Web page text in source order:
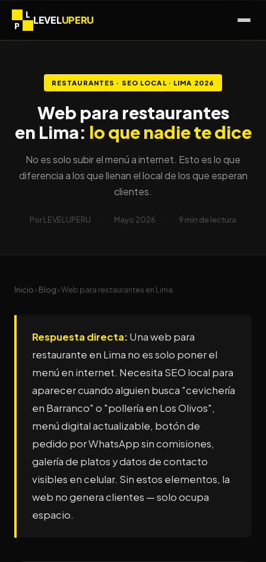
LEVELUPERU
RESTAURANTES · SEO LOCAL · LIMA 2026
Web para restaurantes
en Lima: lo que nadie te dice
No es solo subir el menú a internet. Esto es lo que
diferencia a los que llenan el local de los que esperan
clientes.
Por LEVELUPERU · Mayo 2026 · 9 min de lectura
Inicio › Blog › Web para restaurantes en Lima
Respuesta directa: Una web para
restaurante en Lima no es solo poner el
menú en internet. Necesita SEO local para
aparecer cuando alguien busca "cevichería
en Barranco" o "pollería en Los Olivos",
menú digital actualizable, botón de
pedido por WhatsApp sin comisiones,
galería de platos y datos de contacto
visibles en celular. Sin estos elementos, la
web no genera clientes — solo ocupa
espacio.